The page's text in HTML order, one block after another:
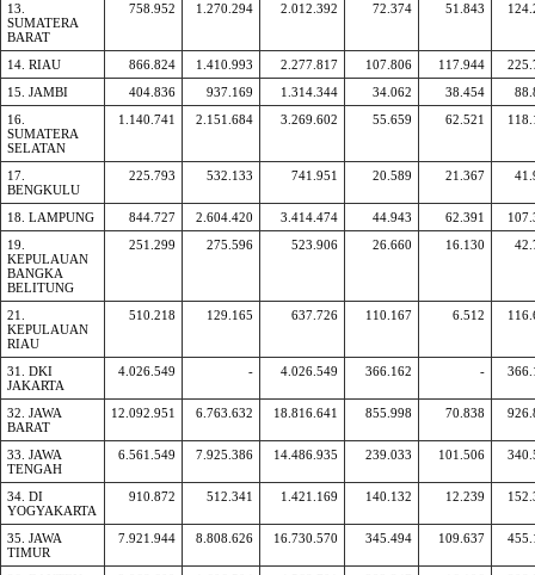
13.
SUMATERA
BARAT
758.952 1.270.294 2.012.392 72.374 51.843
14. RIAU 866.824 1.410.993 2.277.817 107.806 117.944
15. JAMBI
404.836 937.169 1.314.344 34.062 38.454
16.
SUMATERA
SELATAN
1.140.741 2.151.684 3.269.602 55.659 62.521
17.
BENGKULU
225.793 532.133 741.951 20.589 21.367
18. LAMPUNG 844.727 2.604.420 3.414.474 44.943 62.391
19.
KEPULAUAN
BANGKA
BELITUNG
251.299 275.596 523.906 26.660 16.130
21.
KEPULAUAN
RIAU
510.218 129.165 637.726 110.167 6.512
31. DKI
JAKARTA
4.026.549 - 4.026.549 366.162 -
32. JAWA
BARAT
12.092.951 6.763.632 18.816.641 855.998 70.838
33. JAWA
TENGAH
6.561.549 7.925.386 14.486.935 239.033 101.506
34. DI
YOGYAKARTA
910.872 512.341 1.421.169 140.132 12.239
35. JAWA
TIMUR
7.921.944 8.808.626 16.730.570 345.494 109.637